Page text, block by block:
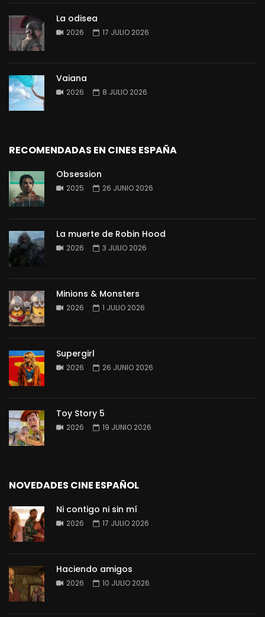
La odisea
2026 17 JULIO 2026
Vaiana
2026 8 JULIO 2026
RECOMENDADAS EN CINES ESPAÑA
Obsession
2025 26 JUNIO 2026
La muerte de Robin Hood
2026 3 JULIO 2026
Minions & Monsters
2026 1 JULIO 2026
Supergirl
2026 26 JUNIO 2026
Toy Story 5
2026 19 JUNIO 2026
NOVEDADES CINE ESPAÑOL
Ni contigo ni sin mí
2026 17 JULIO 2026
Haciendo amigos
2026 10 JULIO 2026